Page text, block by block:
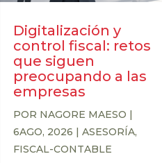
Digitalización y
control fiscal: retos
que siguen
preocupando a las
empresas
POR NAGORE MAESO |
6AGO, 2026 | ASESORÍA,
FISCAL-CONTABLE